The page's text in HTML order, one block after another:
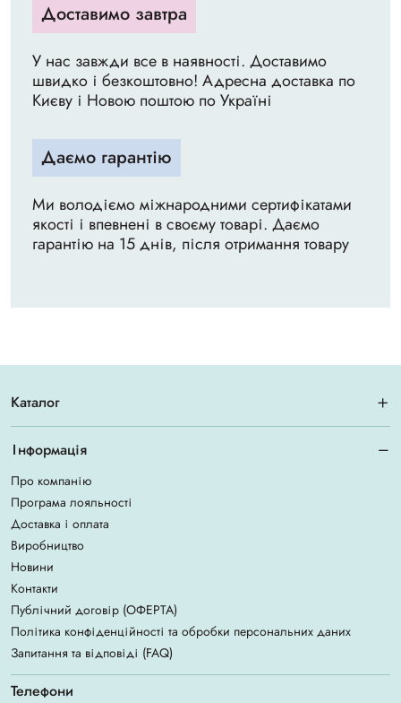
Доставимо завтра
У нас завжди все в наявності. Доставимо
швидко і безкоштовно! Адресна доставка по
Києву і Новою поштою по Україні
Даємо гарантію
Ми володіємо міжнародними сертифікатами
якості і впевнені в своєму товарі. Даємо
гарантію на 15 днів, після отримання товару
Каталог
Інформація
Про компанію
Програма лояльності
Доставка і оплата
Виробництво
Новини
Контакти
Публічний договір (ОФЕРТА)
Політика конфіденційності та обробки персональних даних
Запитання та відповіді (FAQ)
Телефони